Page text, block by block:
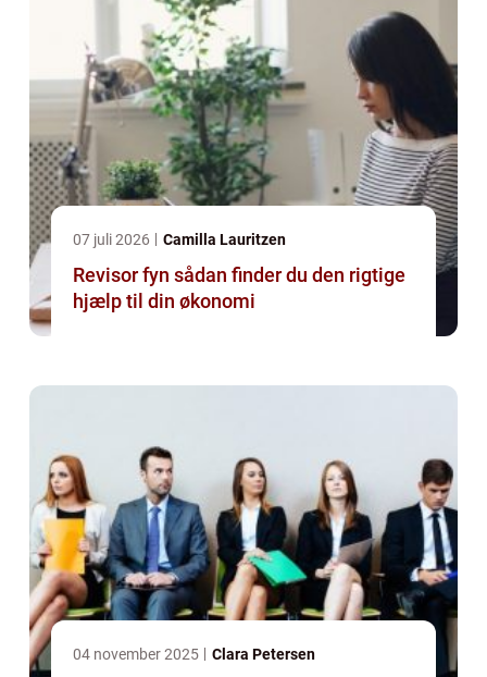
07 juli 2026 Camilla Lauritzen
Revisor fyn sådan finder du den rigtige
hjælp til din økonomi
04 november 2025 Clara Petersen